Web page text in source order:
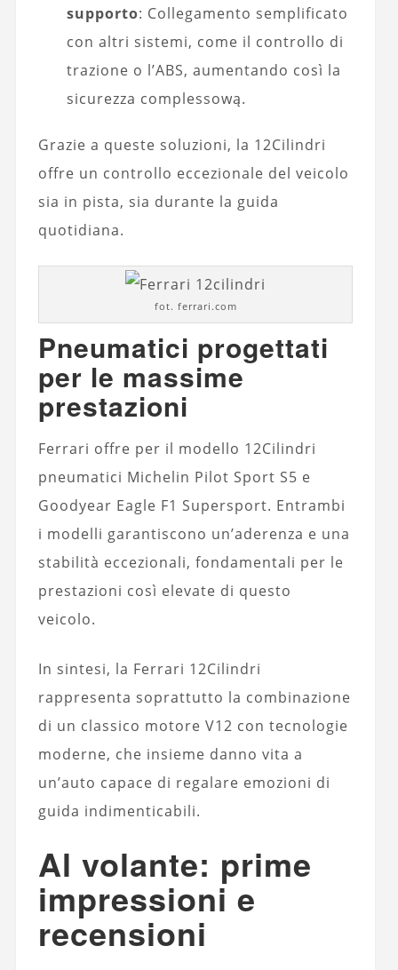
supporto: Collegamento semplificato
con altri sistemi, come il controllo di
trazione o l’ABS, aumentando così la
sicurezza complessową.
Grazie a queste soluzioni, la 12Cilindri
offre un controllo eccezionale del veicolo
sia in pista, sia durante la guida
quotidiana.
fot. ferrari.com
Pneumatici progettati
per le massime
prestazioni
Ferrari offre per il modello 12Cilindri
pneumatici Michelin Pilot Sport S5 e
Goodyear Eagle F1 Supersport. Entrambi
i modelli garantiscono un’aderenza e una
stabilità eccezionali, fondamentali per le
prestazioni così elevate di questo
veicolo.
In sintesi, la Ferrari 12Cilindri
rappresenta soprattutto la combinazione
di un classico motore V12 con tecnologie
moderne, che insieme danno vita a
un’auto capace di regalare emozioni di
guida indimenticabili.
Al volante: prime
impressioni e
recensioni